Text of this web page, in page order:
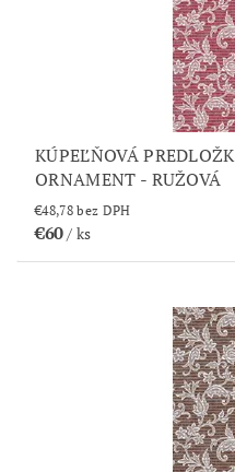
KÚPEĽŇOVÁ
ORNAMENT - RUŽOVÁ
€48,78 bez DPH
€60/ ks